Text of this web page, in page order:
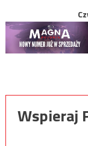
Wspieraj